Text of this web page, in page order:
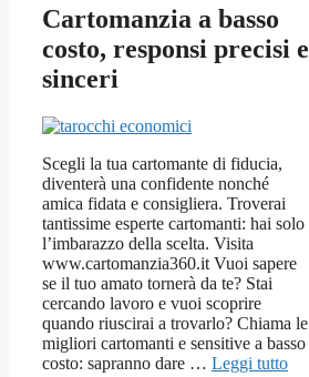
Cartomanzia a basso
costo, responsi precisi e
sinceri
Scegli la tua cartomante di fiducia,
diventerà una confidente nonché
amica fidata e consigliera. Troverai
tantissime esperte cartomanti: hai solo
l’imbarazzo della scelta. Visita
www.cartomanzia360.it Vuoi sapere
se il tuo amato tornerà da te? Stai
cercando lavoro e vuoi scoprire
quando riuscirai a trovarlo? Chiama le
migliori cartomanti e sensitive a basso
costo: sapranno dare … Leggi tutto